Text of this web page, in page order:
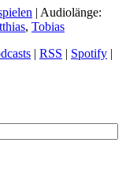
| Audiolänge:
, Tobias
| RSS | Spotify |